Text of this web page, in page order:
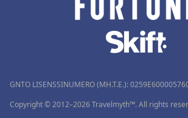
GNTO LISENSSINUMERO (MH.T.E.):
Copyright © 2012–2026 Travelmyth™. All rights